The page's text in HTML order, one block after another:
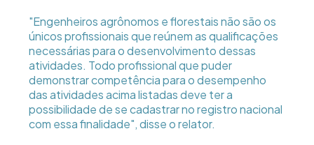
"Engenheiros agrônomos e florestais não são os
únicos profissionais que reúnem as qualificações
necessárias para o desenvolvimento dessas
atividades. Todo profissional que puder
demonstrar competência para o desempenho
das atividades acima listadas deve ter a
possibilidade de se cadastrar no registro nacional
com essa finalidade", disse o relator.